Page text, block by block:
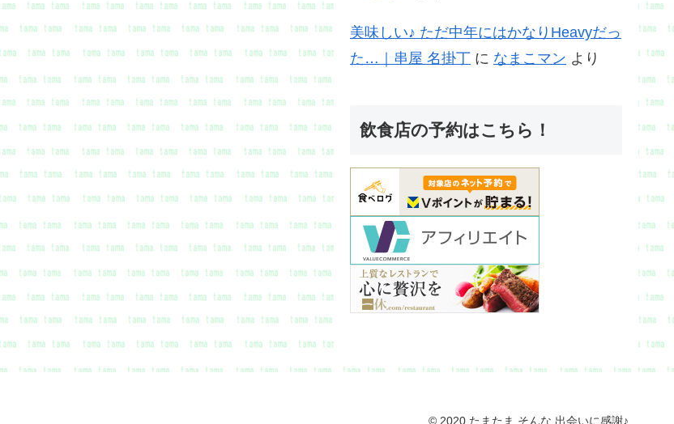
美味しい♪ ただ中年にはかなりHeavyだっ
た…｜串屋 名掛丁 に なまこマン より
飲食店の予約はこちら！
© 2020 たまたま そんな 出会いに感謝♪.